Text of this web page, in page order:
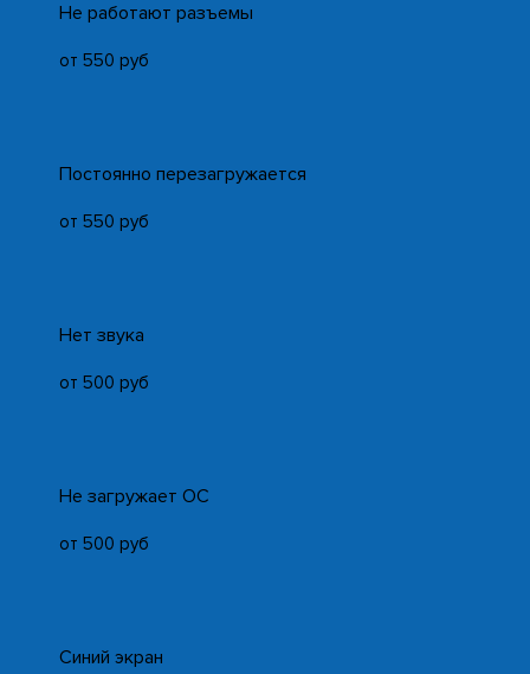
Не работают разъемы
от 550 руб
Постоянно перезагружается
от 550 руб
Нет звука
от 500 руб
Не загружает ОС
от 500 руб
Синий экран